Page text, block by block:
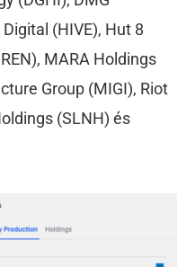
(HIVE), Hut 8
MARA Holdings
Group (MIGI), Riot
(SLNH) és